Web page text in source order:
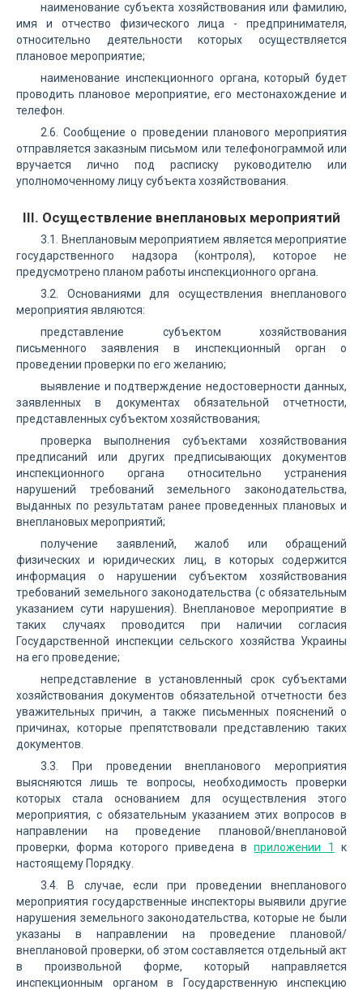
наименование субъекта хозяйствования или фамилию,
имя и отчество физического лица - предпринимателя,
относительно деятельности которых осуществляется
плановое мероприятие;
наименование инспекционного органа, который будет
проводить плановое мероприятие, его местонахождение и
телефон.
2.6. Сообщение о проведении планового мероприятия
отправляется заказным письмом или телефонограммой или
вручается лично под расписку руководителю или
уполномоченному лицу субъекта хозяйствования.
III. Осуществление внеплановых мероприятий
3.1. Внеплановым мероприятием является мероприятие
государственного надзора (контроля), которое не
предусмотрено планом работы инспекционного органа.
3.2. Основаниями для осуществления внепланового
мероприятия являются:
представление субъектом хозяйствования
письменного заявления в инспекционный орган о
проведении проверки по его желанию;
выявление и подтверждение недостоверности данных,
заявленных в документах обязательной отчетности,
представленных субъектом хозяйствования;
проверка выполнения субъектами хозяйствования
предписаний или других предписывающих документов
инспекционного органа относительно устранения
нарушений требований земельного законодательства,
выданных по результатам ранее проведенных плановых и
внеплановых мероприятий;
получение заявлений, жалоб или обращений
физических и юридических лиц, в которых содержится
информация о нарушении субъектом хозяйствования
требований земельного законодательства (с обязательным
указанием сути нарушения). Внеплановое мероприятие в
таких случаях проводится при наличии согласия
Государственной инспекции сельского хозяйства Украины
на его проведение;
непредставление в установленный срок субъектами
хозяйствования документов обязательной отчетности без
уважительных причин, а также письменных пояснений о
причинах, которые препятствовали представлению таких
документов.
3.3. При проведении внепланового мероприятия
выясняются лишь те вопросы, необходимость проверки
которых стала основанием для осуществления этого
мероприятия, с обязательным указанием этих вопросов в
направлении на проведение плановой/внеплановой
проверки, форма которого приведена вприложении 1
к
настоящему Порядку.
3.4. В случае, если при проведении внепланового
мероприятия государственные инспекторы выявили другие
нарушения земельного законодательства, которые не были
указаны в направлении на проведение плановой/
внеплановой проверки, об этом составляется отдельный акт
в произвольной форме, который направляется
инспекционным органом в Государственную инспекцию